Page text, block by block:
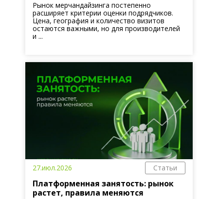
Рынок мерчандайзинга постепенно
расширяет критерии оценки подрядчиков.
Цена, география и количество визитов
остаются важными, но для производителей
и ...
27.июл.2026 Статьи
Платформенная занятость: рынок
растет, правила меняются